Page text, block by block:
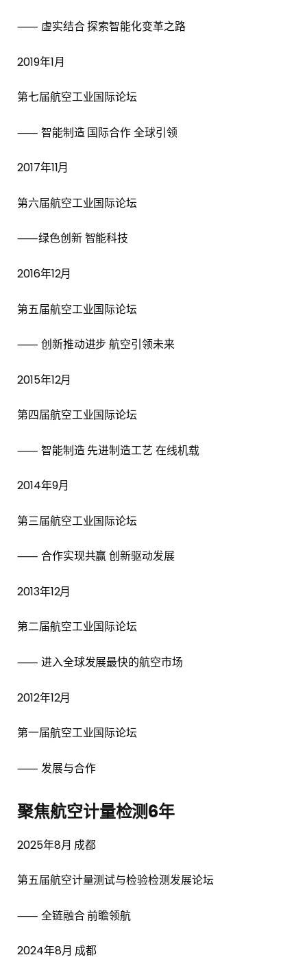
⸺ 虚实结合 探索智能化变革之路
2019年1月
第七届航空工业国际论坛
⸺ 智能制造 国际合作 全球引领
2017年11月
第六届航空工业国际论坛
⸺绿色创新 智能科技
2016年12月
第五届航空工业国际论坛
⸺ 创新推动进步 航空引领未来
2015年12月
第四届航空工业国际论坛
⸺ 智能制造 先进制造工艺 在线机载
2014年9月
第三届航空工业国际论坛
⸺ 合作实现共赢 创新驱动发展
2013年12月
第二届航空工业国际论坛
⸺ 进入全球发展最快的航空市场
2012年12月
第一届航空工业国际论坛
⸺ 发展与合作
聚焦航空计量检测6年
2025年8月 成都
第五届航空计量测试与检验检测发展论坛
⸺ 全链融合 前瞻领航
2024年8月 成都